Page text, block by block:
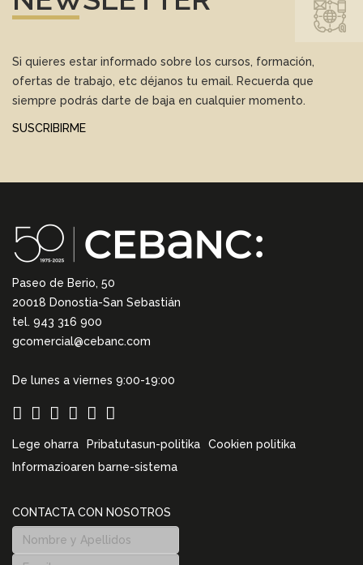
Si quieres estar informado sobre los cursos, formación,
ofertas de trabajo, etc déjanos tu email. Recuerda que
siempre podrás darte de baja en cualquier momento.
SUSCRIBIRME
Paseo de Berio, 50
20018 Donostia-San Sebastián
tel. 943 316 900
gcomercial@cebanc.com
De lunes a viernes 9:00-19:00
Lege oharra Pribatutasun-politika
Cookien politika
Informazioaren barne-sistema
CONTACTA CON NOSOTROS